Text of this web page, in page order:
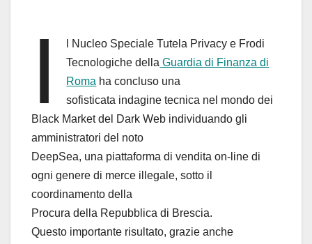
I
l Nucleo Speciale Tutela Privacy e Frodi
Tecnologiche della Guardia di Finanza di
Roma ha concluso una
sofisticata indagine tecnica nel mondo dei
Black Market del Dark Web individuando gli
amministratori del noto
DeepSea, una piattaforma di vendita on-line di
ogni genere di merce illegale, sotto il
coordinamento della
Procura della Repubblica di Brescia.
Questo importante risultato, grazie anche